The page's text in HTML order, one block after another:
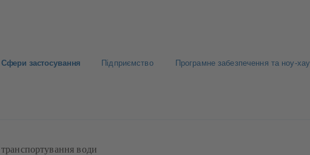
Сфери застосування Підприємство Програмне забезпечення та ноу-хау
води